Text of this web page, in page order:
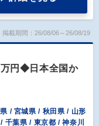
掲載期間：26/08/06～26/08/19
円◆日本全国か
/ 宮城県 / 秋田県 / 山形
千葉県 / 東京都 / 神奈川